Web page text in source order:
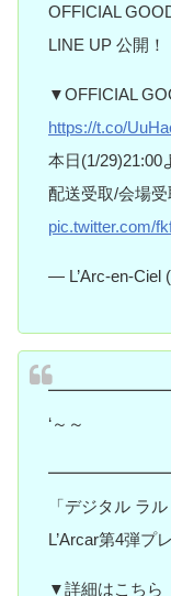
OFFICIAL
LINE UP 公開！
▼OFFICIAL
https://t.co/
本日(1/29)21:00
配送受取/会場
pic.twitter.com/
— L’Arc-en-Ciel
‘～～
「デジタル ラ
L’Arcar第4弾プ
▼詳細はこちら